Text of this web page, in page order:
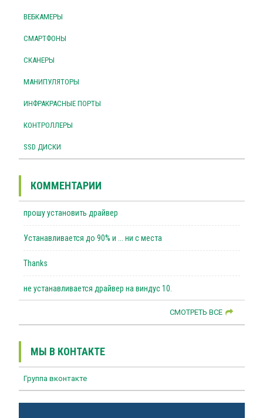
ВЕБКАМЕРЫ
СМАРТФОНЫ
СКАНЕРЫ
МАНИПУЛЯТОРЫ
ИНФРАКРАСНЫЕ ПОРТЫ
КОНТРОЛЛЕРЫ
SSD ДИСКИ
КОММЕНТАРИИ
прошу установить драйвер
Устанавливается до 90% и ... ни с места
Thanks
не устанавливается драйвер на виндус 10.
СМОТРЕТЬ ВСЕ
МЫ В КОНТАКТЕ
Группа вконтакте